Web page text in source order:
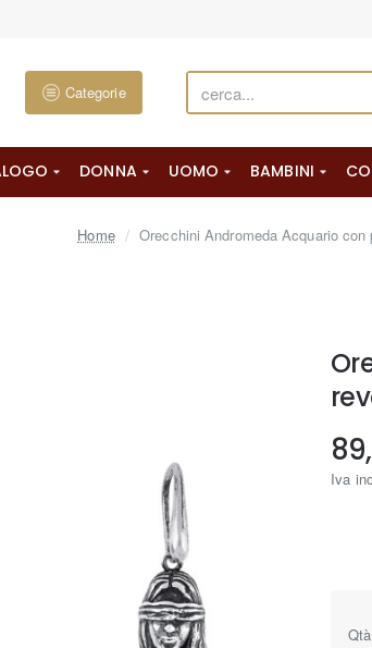
Categorie cerca...
DONNA UOMO BAMBINI
HomehomeOrecchini Andromeda Acquario
Iva
Qtà